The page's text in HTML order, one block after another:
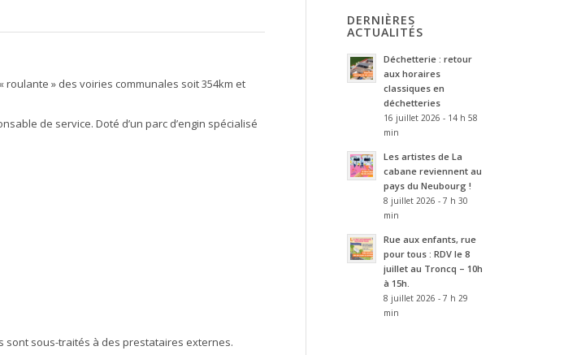
» des voiries communales soit 354km et
de service. Doté d’un parc d’engin spécialisé
sont sous-traités à des prestataires externes.
DERNIÈRES
ACTUALITÉS
Déchetterie : retour
aux horaires
classiques en
déchetteries
16 juillet 2026 - 14 h 58
min
Les artistes de La
cabane reviennent au
pays du Neubourg !
8 juillet 2026 - 7 h 30
min
Rue aux enfants, rue
pour tous : RDV le 8
juillet au Troncq – 10h
à 15h.
8 juillet 2026 - 7 h 29
min